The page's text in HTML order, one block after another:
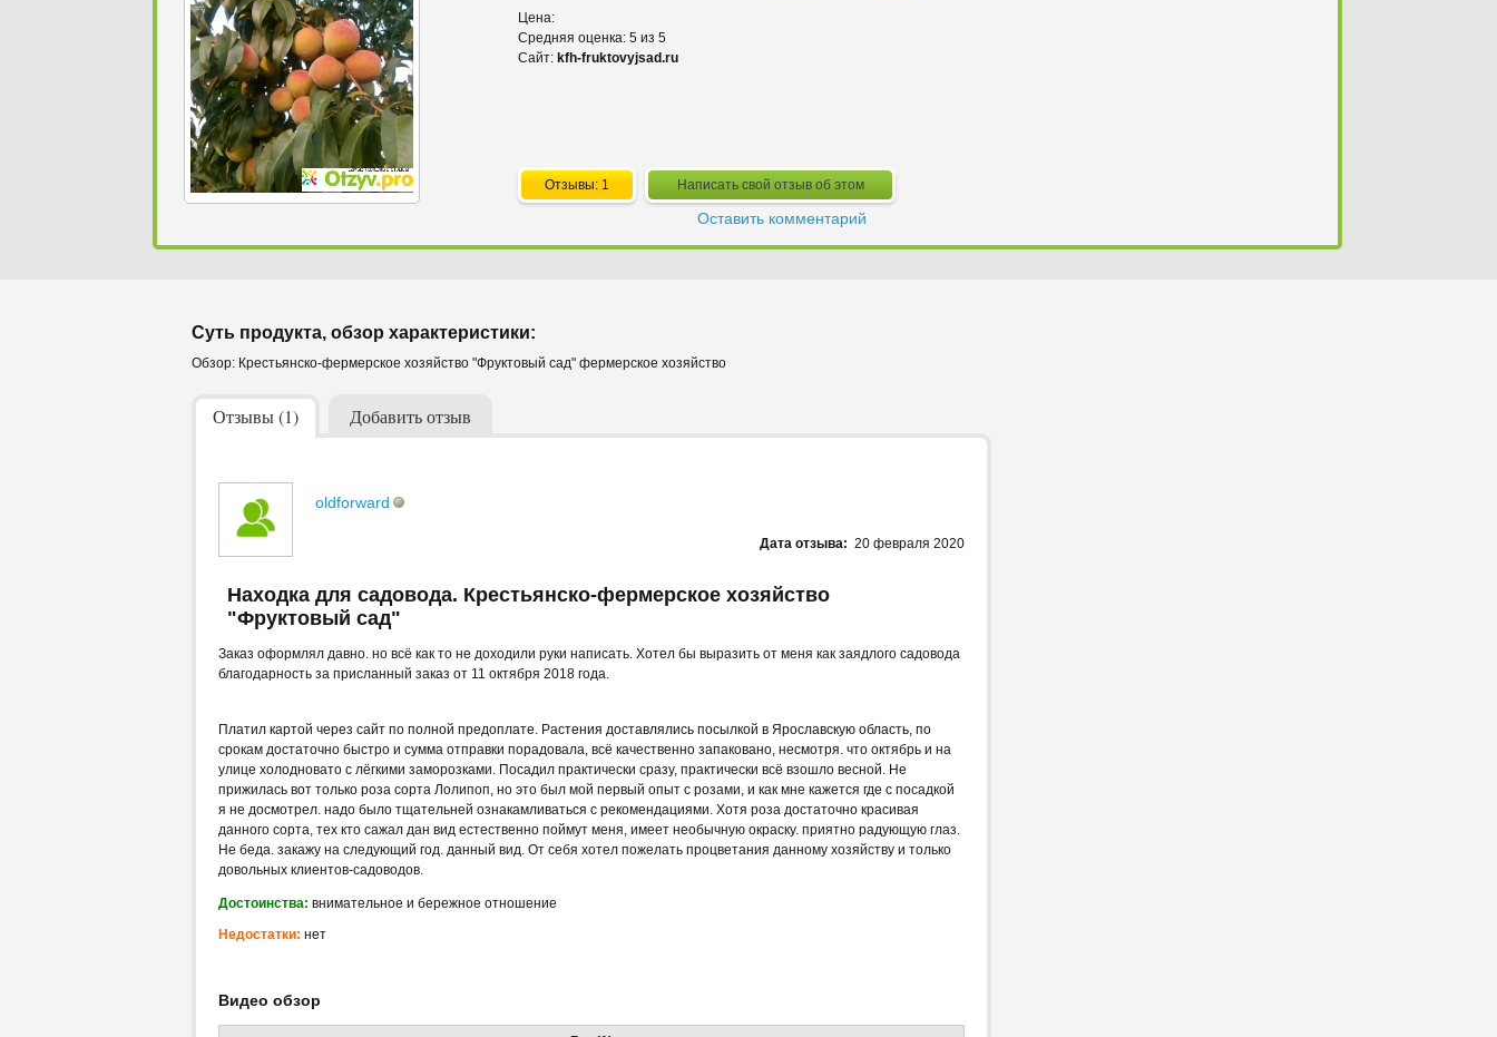
Цена:
Средняя оценка: 5 из 5
Сайт: kfh-fruktovyjsad.ru
Отзывы: 1 Написать свой отзыв об этом
Оставить комментарий
Суть продукта, обзор характеристики:
Обзор: Крестьянско-фермерское хозяйство "Фруктовый сад" фермерское хозяйство
Отзывы (1) Добавить отзыв
oldforward
Дата отзыва: 20 февраля 2020
Находка для садовода. Крестьянско-фермерское хозяйство
"Фруктовый сад"
Заказ оформлял давно. но всё как то не доходили руки написать. Хотел бы выразить от меня как заядлого садовода
благодарность за присланный заказ от 11 октября 2018 года.
Платил картой через сайт по полной предоплате. Растения доставлялись посылкой в Ярославскую область, по
срокам достаточно быстро и сумма отправки порадовала, всё качественно запаковано, несмотря. что октябрь и на
улице холодновато с лёгкими заморозками. Посадил практически сразу, практически всё взошло весной. Не
прижилась вот только роза сорта Лолипоп, но это был мой первый опыт с розами, и как мне кажется где с посадкой
я не досмотрел. надо было тщательней ознакамливаться с рекомендациями. Хотя роза достаточно красивая
данного сорта, тех кто сажал дан вид естественно поймут меня, имеет необычную окраску. приятно радующую глаз.
Не беда. закажу на следующий год. данный вид. От себя хотел пожелать процветания данному хозяйству и только
довольных клиентов-садоводов.
Достоинства: внимательное и бережное отношение
Недостатки: нет
Видео обзор